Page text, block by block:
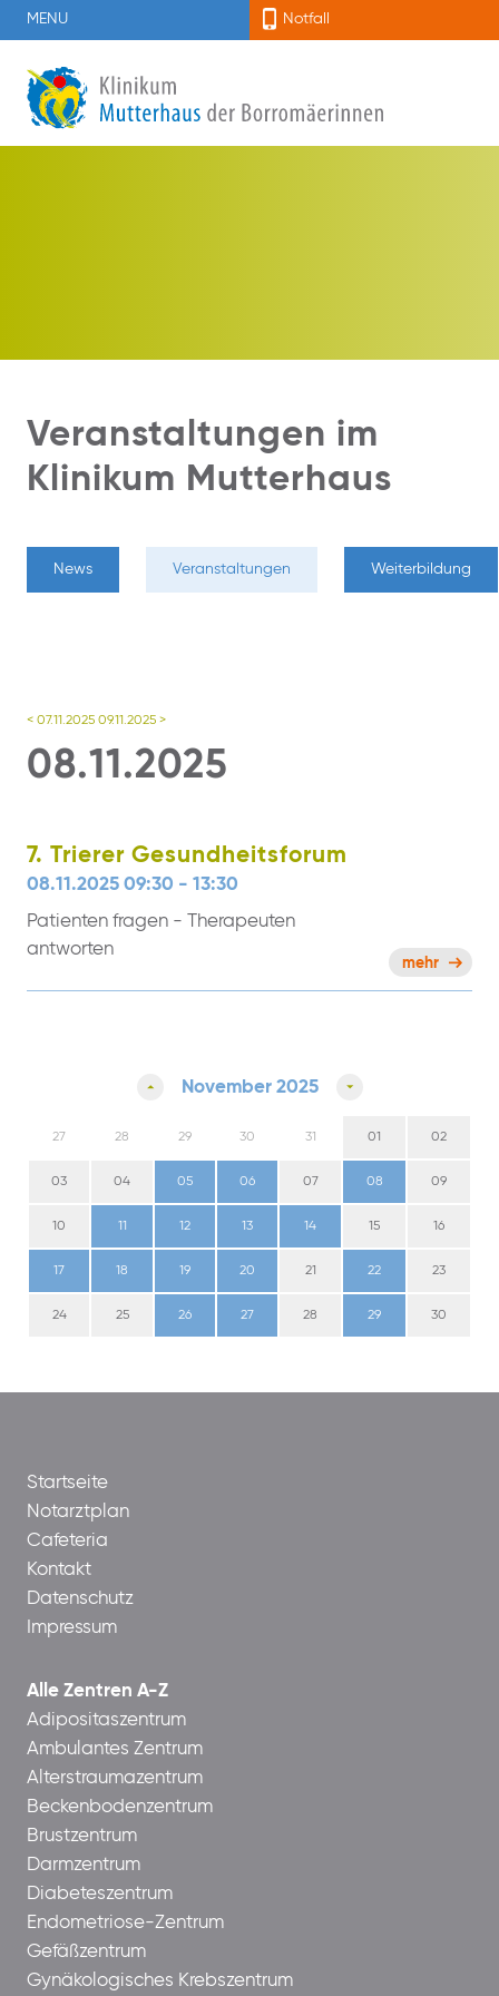
MENU Notfall
Veranstaltungen im
Klinikum Mutterhaus
News Veranstaltungen Weiterbildung
< 07.11.2025 09.11.2025 >
08.11.2025
7. Trierer Gesundheitsforum
08.11.2025 09:30 - 13:30
Patienten fragen - Therapeuten
antworten
mehr
November 2025
27 28 29 30 31 01 02
03 04 05 06 07 08 09
10 11 12 13 14 15 16
17 18 19 20 21 22 23
24 25 26 27 28 29 30
Startseite
Notarztplan
Cafeteria
Kontakt
Datenschutz
Impressum
Alle Zentren A-Z
Adipositaszentrum
Ambulantes Zentrum
Alterstraumazentrum
Beckenbodenzentrum
Brustzentrum
Darmzentrum
Diabeteszentrum
Endometriose-Zentrum
Gefäßzentrum
Gynäkologisches Krebszentrum